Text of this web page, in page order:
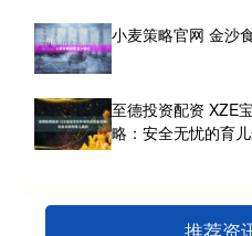
小麦策略官网 金沙
至德投资配资 XZE
略：安全无忧的育
推荐资